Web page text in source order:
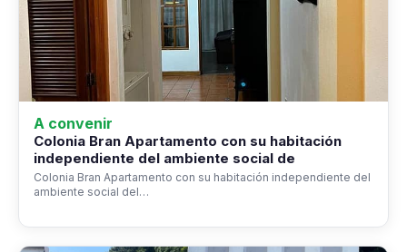
A convenir
Colonia Bran Apartamento con su habitación
independiente del ambiente social de
Colonia Bran Apartamento con su habitación independiente del
ambiente social del…